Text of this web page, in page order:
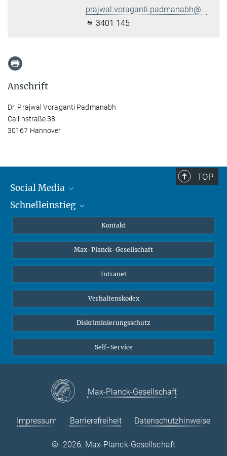
prajwal.voraganti.padmanabh@...
3401 145
Anschrift
Dr. Prajwal Voraganti Padmanabh
Callinstraße 38
30167 Hannover
TOP
Social Media
Mastodon
Schnelleinstieg
Studierende
Schüler*innen
Öffentlichkeit
Alumnae | Alumni
Kontakt
Max-Planck-Gesellschaft
Intranet
Verhaltenskodex
Diskriminierungsschutz
Self-Service
Max-Planck-Gesellschaft
Impressum Barrierefreiheit Datenschutzhinweise
© 2026, Max-Planck-Gesellschaft